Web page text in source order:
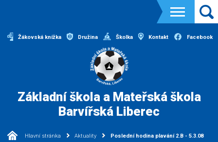
Žákovská knížka Družina Školka Kontakt Facebook
Základní škola a Mateřská škola
Barvířská Liberec
Hlavní stránka Aktuality Poslední hodina plavání 2.B - 5.3.08